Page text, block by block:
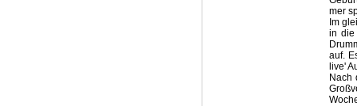
mer
Im
in die
auf.
live'
Nach